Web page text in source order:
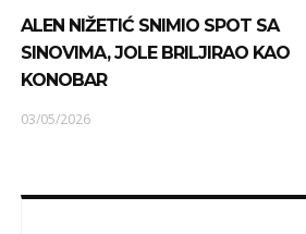
ALEN NIŽETIĆ SNIMIO SPOT SA
SINOVIMA, JOLE BRILJIRAO KAO
KONOBAR
03/05/2026